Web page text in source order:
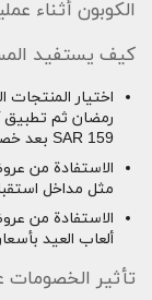
الكوبون أثناء
كيف يستفيد
اختيار
رمضان ثم
SAR 159 بعد خصم SAR 30).
الاستفادة من
مثل مداخل
الاستفادة من
ألعاب العيد
تأثير الخصومات